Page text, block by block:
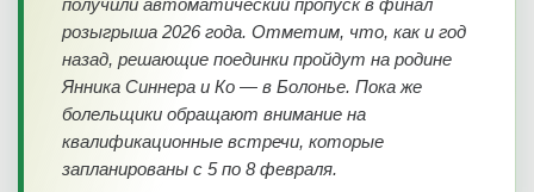
08.02.2026
P. Buldorini
получили автоматический пропуск в финал
розыгрыша 2026 года. Отметим, что, как и год
назад, решающие поединки пройдут на родине
Янника Синнера и Ко — в Болонье. Пока же
болельщики обращают внимание на
квалификационные встречи, которые
запланированы с 5 по 8 февраля.